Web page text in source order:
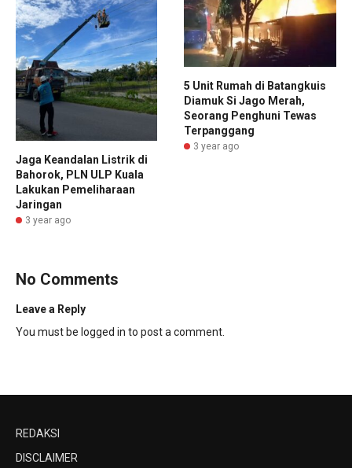
Jaga Keandalan Listrik di
Bahorok, PLN ULP Kuala
Lakukan Pemeliharaan
Jaringan
3 year ago
5 Unit Rumah di Batangkuis
Diamuk Si Jago Merah,
Seorang Penghuni Tewas
Terpanggang
3 year ago
No Comments
Leave a Reply
You must be logged in to post a comment.
REDAKSI
DISCLAIMER